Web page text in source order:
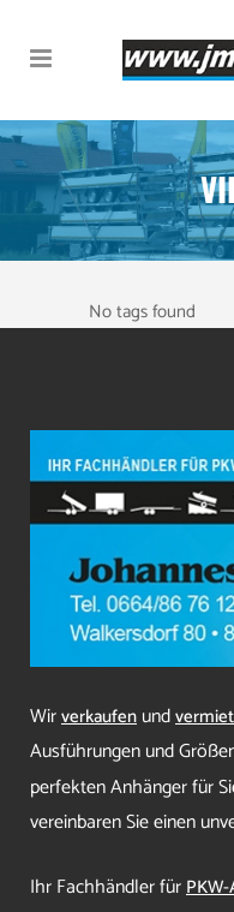
No tags found
Wirverkaufen und
Ausführungen und
perfekten Anhänger für
vereinbaren Sie einen
Ihr Fachhändler für